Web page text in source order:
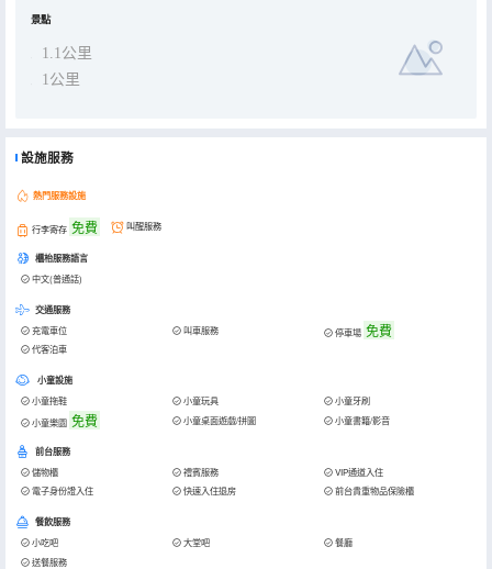
景點
1.1公里
1公里
設施服務
熱門服務設施
行李寄存 免費 叫醒服務
櫃枱服務語言
中文(普通話)
交通服務
充電車位 叫車服務 停車場 免費
代客泊車
小童設施
小童拖鞋 小童玩具
小童牙刷
小童樂園 免費 小童桌面遊戲/拼圖 小童書籍/影音
前台服務
儲物櫃 禮賓服務
VIP通道入住
電子身份證入住
快速入住退房 前台貴重物品保險櫃
餐飲服務
小吃吧 大堂吧
餐廳
送餐服務